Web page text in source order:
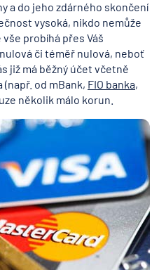
a do jeho zdárného skončení
vysoká, nikdo nemůže
probíhá přes Váš
či téměř nulová, neboť
již má běžný účet včetně
od mBank, FIO banka,
několik málo korun.